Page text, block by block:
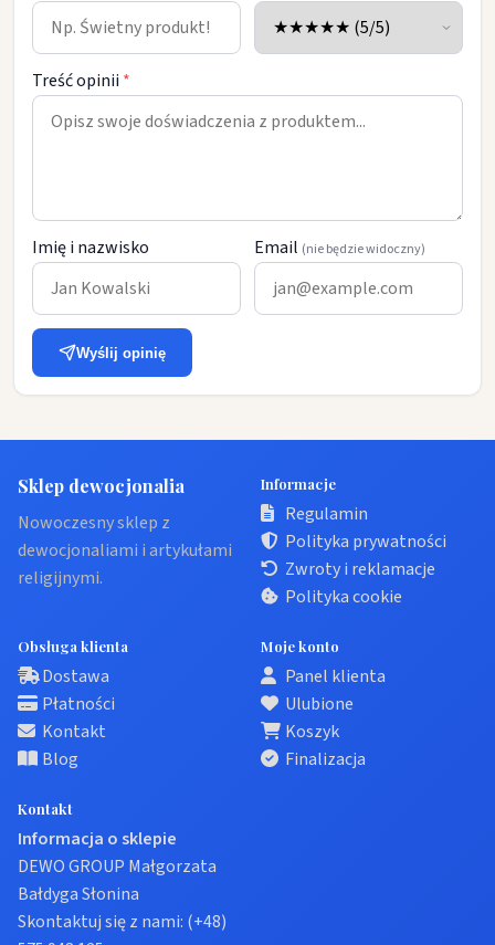
Treść opinii *
Imię i nazwisko Email (nie będzie widoczny)
Wyślij opinię
Sklep dewocjonalia
Nowoczesny sklep z
dewocjonaliami i artykułami
religijnymi.
Informacje
Regulamin
Polityka prywatności
Zwroty i reklamacje
Polityka cookie
Obsługa klienta
Dostawa
Płatności
Kontakt
Blog
Moje konto
Panel klienta
Ulubione
Koszyk
Finalizacja
Kontakt
Informacja o sklepie
DEWO GROUP Małgorzata
Bałdyga Słonina
Skontaktuj się z nami: (+48)